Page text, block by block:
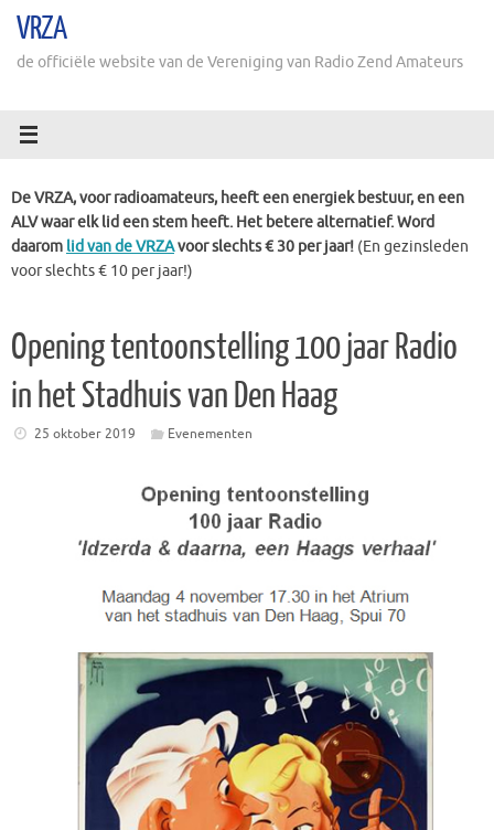
naarVRZA
de officiële website van de Vereniging van Radio Zend Amateurs
De VRZA, voor radioamateurs, heeft een energiek bestuur, en een
ALV waar elk lid een stem heeft. Het betere alternatief. Word
daarom lid van de VRZAvoor slechts € 30 per jaar! (En gezinsleden
voor slechts € 10 per jaar!)
Opening tentoonstelling 100 jaar Radio
in het Stadhuis van Den Haag
25 oktober 2019 Evenementen